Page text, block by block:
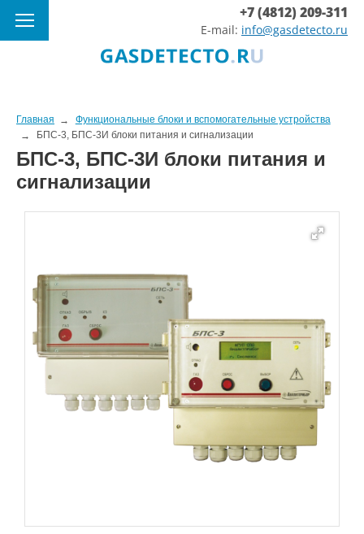
+7 (4812) 209-311
E-mail: info@gasdetecto.ru
Главная
Функциональные блоки и вспомогательные устройства
БПС-3, БПС-3И блоки питания и сигнализации
БПС-3, БПС-3И блоки питания и
сигнализации